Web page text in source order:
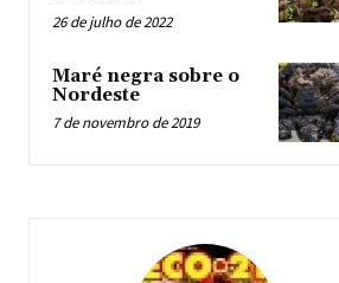
26 de julho de 2022
Maré negra sobre o
Nordeste
7 de novembro de 2019